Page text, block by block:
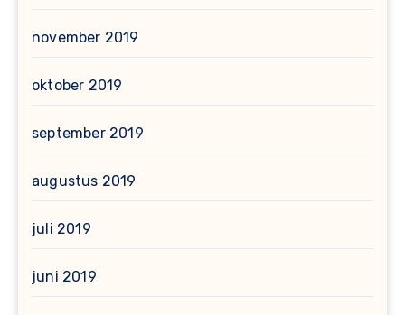
november 2019
oktober 2019
september 2019
augustus 2019
juli 2019
juni 2019